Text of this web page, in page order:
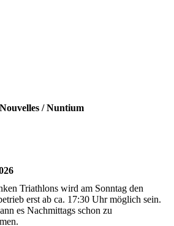
/ Nuntium
Triathlons wird am Sonntag den
erst ab ca. 17:30 Uhr möglich sein.
es Nachmittags schon zu